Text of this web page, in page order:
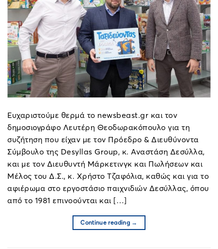
Ευχαριστούμε θερμά το newsbeast.gr και τον
δημοσιογράφο Λευτέρη Θεοδωρακόπουλο για τη
συζήτηση που είχαν με τον Πρόεδρο & Διευθύνοντα
Σύμβουλο της Desyllas Group, κ. Αναστάση Δεσύλλα,
και με τον Διευθυντή Μάρκετινγκ και Πωλήσεων και
Μέλος του Δ.Σ., κ. Χρήστο Τζαφόλια, καθώς και για το
αφιέρωμα στο εργοστάσιο παιχνιδιών Δεσύλλας, όπου
από το 1981 επινοούνται και […]
Continue reading →